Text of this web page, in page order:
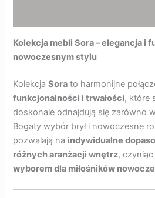
Kolekcja mebli Sora – elegancja i
nowoczesnym stylu
KolekcjaSora to harmonijne
funkcjonalności i trwałości, które
doskonale odnajdują się zarówno
Bogaty wybór brył i nowoczesne
pozwalają na indywidualne
różnych aranżacji wnętrz, czyniąc
wyborem dla miłośników